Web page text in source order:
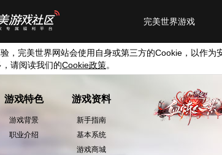
完美世界游戏
，完美世界网站会使用自身或第三方的Cookie ，以作为
请阅读我们的Cookie政策。
游戏特色
游戏背景
职业介绍
游戏资料
新手指南
基本系统
游戏商城